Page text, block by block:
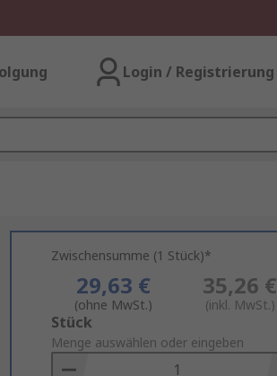
Login / Registrierung
Zwischensumme (1 Stück)*
29,63 €
(ohne MwSt.)
35,26 €
(inkl. MwSt.)
Add
to
Basket
Stück
Menge auswählen oder eingeben